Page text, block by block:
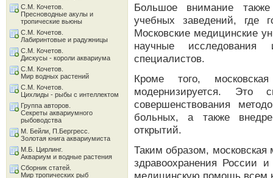
Большое внимание
учебных заведений, где
Московские медицинские
научные
специалистов.
Кроме того,
модернизируется. Это
совершенствования
больных, а также
открытий.
Таким образом,
здравоохранения России
медицинскую помощь всем
С.М. Кочетов.
Пресноводные акулы и
тропические вьюны
С.М. Кочетов.
Лабиринтовые и радужницы
С.М. Кочетов.
Дискусы - короли аквариума
С.М. Кочетов.
Мир водных растений
С.М. Кочетов.
Цихлиды - рыбы с интеллектом
Группа авторов.
Секреты аквариумного
рыбоводства
М. Бейли, П.Бергресс.
Золотая книга аквариумиста
М.Б. Цирлинг.
Аквариум и водные растения
Сборник статей.
Мир тропических рыб